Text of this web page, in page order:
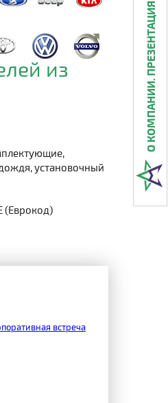
из
установочный
(Еврокод)
О КОМПАНИИ. ПРЕЗЕНТАЦИЯ